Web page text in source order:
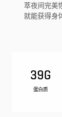
萃夜间完美
就能获得身
39G
蛋白质